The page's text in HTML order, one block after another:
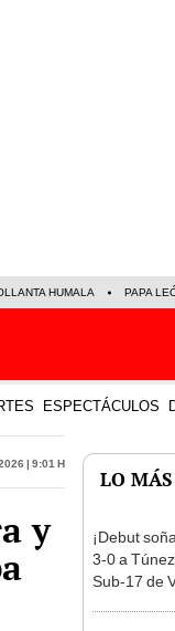
HUMALA PAPA
ESPECTÁCULOS
| 9:01 h
y
LO
¡Debut
3-0 a
Sub-17 de